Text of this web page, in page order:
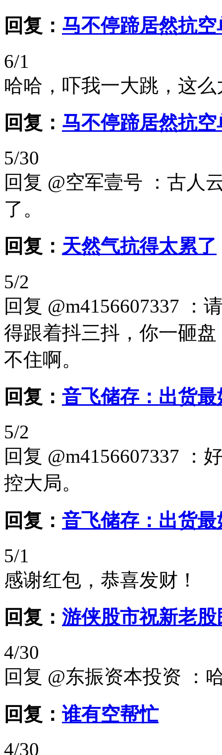
回复： 马不停蹄居然抗
6/1
哈哈，吓我一大跳，这
回复： 马不停蹄居然抗
5/30
回复 @空军壹号 ：古人
了。
回复： 天然气抗得太累了
5/2
回复 @m4156607337 ：
得跟着抖三抖，你一砸
不住啊。
回复： 音飞储存：出货
5/2
回复 @m4156607337 ：
控大局。
回复： 音飞储存：出货
5/1
感谢红包，恭喜发财！
回复： 游侠股市祝新老
4/30
回复 @东振资本投资 ：
回复： 谁有空帮忙
4/30